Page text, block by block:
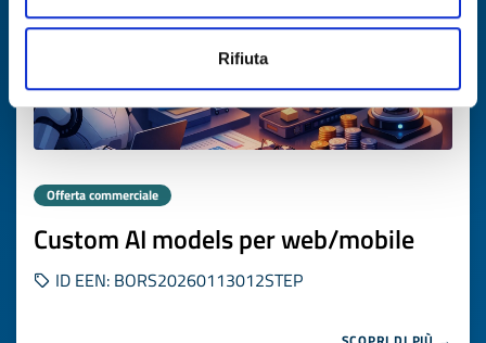
Rifiuta
Offerta commerciale
Custom AI models per web/mobile
ID EEN: BORS20260113012STEP